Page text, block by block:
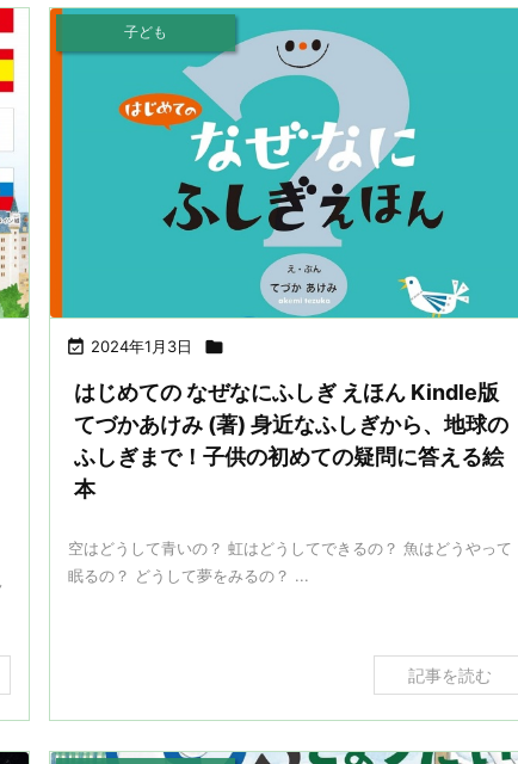
 2024年1月3日 
子ども
はじめての なぜなにふしぎ えほん Kindle版
てづかあけみ (著) 身近なふしぎから、地球の
ふしぎまで！子供の初めての疑問に答える絵
本
空はどうして青いの？ 虹はどうしてできるの？ 魚はどうやって
眠るの？ どうして夢をみるの？ ...
記事を読む